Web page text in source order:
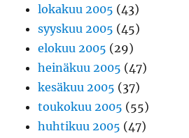
lokakuu 2005 (43)
syyskuu 2005 (45)
elokuu 2005 (29)
heinäkuu 2005 (47)
kesäkuu 2005 (37)
toukokuu 2005 (55)
huhtikuu 2005 (47)